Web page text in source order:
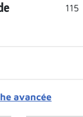
115
avancée